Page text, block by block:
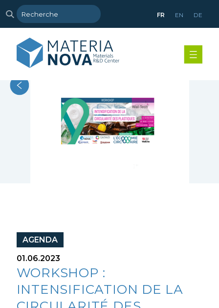
FR EN DE
AGENDA
01.06.2023
WORKSHOP :
INTENSIFICATION DE LA